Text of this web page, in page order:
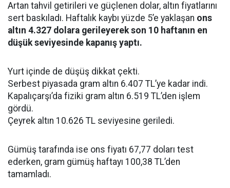
Artan tahvil getirileri ve güçlenen dolar, altın fiyatlarını
sert baskıladı. Haftalık kaybı yüzde 5’e yaklaşan ons
altın 4.327 dolara gerileyerek son 10 haftanın en
düşük seviyesinde kapanış yaptı.
Yurt içinde de düşüş dikkat çekti.
Serbest piyasada gram altın 6.407 TL’ye kadar indi.
Kapalıçarşı’da fiziki gram altın 6.519 TL’den işlem
gördü.
Çeyrek altın 10.626 TL seviyesine geriledi.
Gümüş tarafında ise ons fiyatı 67,77 doları test
ederken, gram gümüş haftayı 100,38 TL’den
tamamladı.